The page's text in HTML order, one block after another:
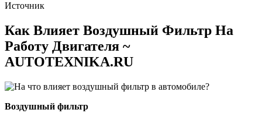
Источник
Как Влияет Воздушный Фильтр На
Работу Двигателя ~
AUTOTEXNIKA.RU
Воздушный фильтр